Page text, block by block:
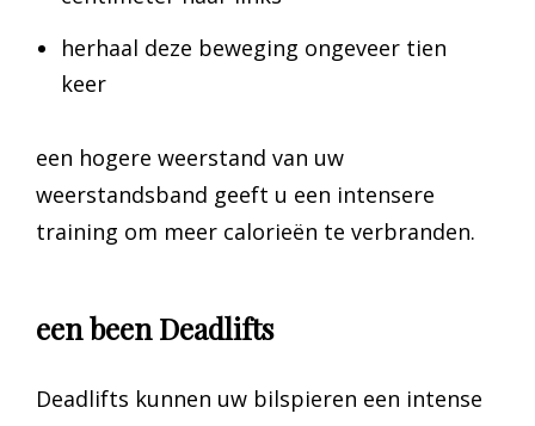
herhaal deze beweging ongeveer tien
keer
een hogere weerstand van uw
weerstandsband geeft u een intensere
training om meer calorieën te verbranden.
een been Deadlifts
Deadlifts kunnen uw bilspieren een intense